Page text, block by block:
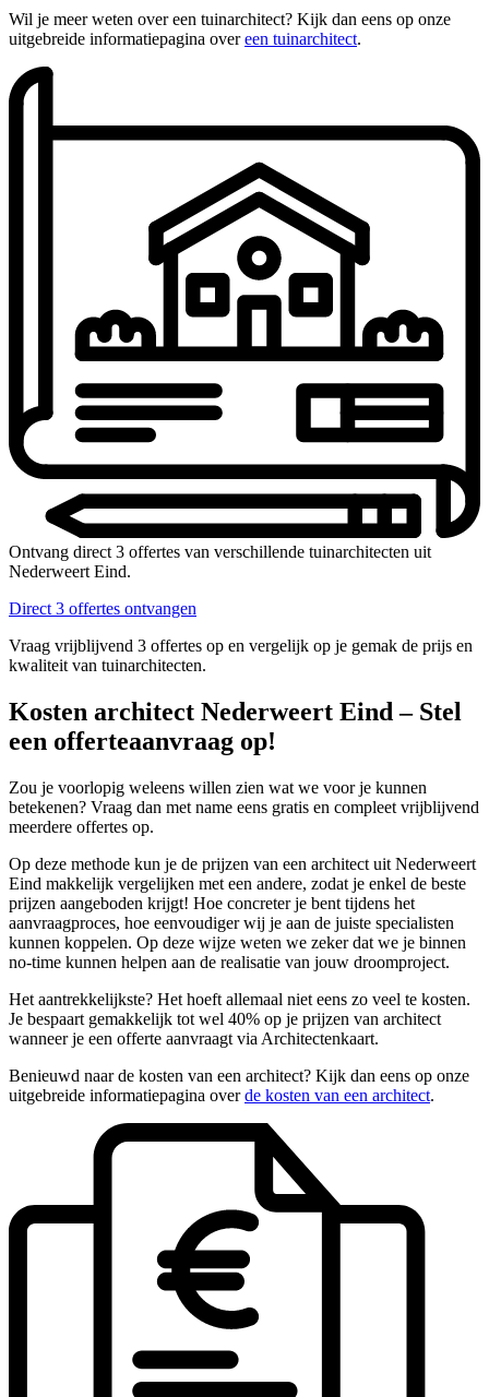
Wil je meer weten over een tuinarchitect? Kijk dan eens op onze
uitgebreide informatiepagina overeen tuinarchitect.
Ontvang direct 3 offertes van verschillende tuinarchitecten uit
Nederweert Eind.
Direct 3 offertes ontvangen
Vraag vrijblijvend 3 offertes op en vergelijk op je gemak de prijs en
kwaliteit van tuinarchitecten.
Kosten architect Nederweert Eind – Stel
een offerteaanvraag op!
Zou je voorlopig weleens willen zien wat we voor je kunnen
betekenen? Vraag dan met name eens gratis en compleet vrijblijvend
meerdere offertes op.
Op deze methode kun je de prijzen van een architect uit Nederweert
Eind makkelijk vergelijken met een andere, zodat je enkel de beste
prijzen aangeboden krijgt! Hoe concreter je bent tijdens het
aanvraagproces, hoe eenvoudiger wij je aan de juiste specialisten
kunnen koppelen. Op deze wijze weten we zeker dat we je binnen
no-time kunnen helpen aan de realisatie van jouw droomproject.
Het aantrekkelijkste? Het hoeft allemaal niet eens zo veel te kosten.
Je bespaart gemakkelijk tot wel 40% op je prijzen van architect
wanneer je een offerte aanvraagt via Architectenkaart.
Benieuwd naar de kosten van een architect? Kijk dan eens op onze
uitgebreide informatiepagina overde kosten van een architect.